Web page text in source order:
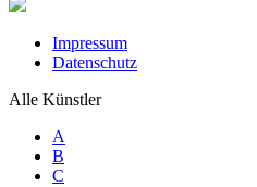
Impressum
Datenschutz
Alle Künstler
A
B
C